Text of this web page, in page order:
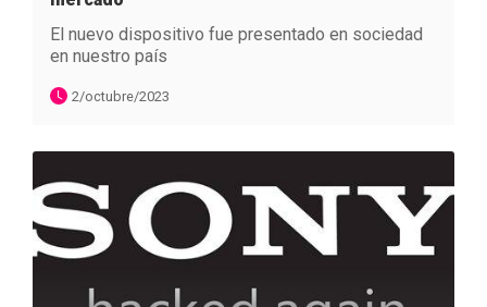
El nuevo dispositivo fue presentado en sociedad
en nuestro país
2/octubre/2023